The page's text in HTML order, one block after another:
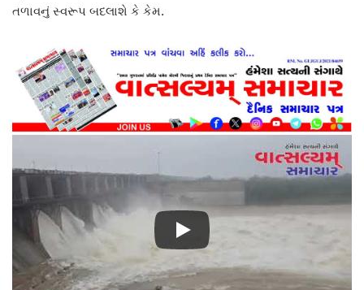
તળાવનું સ્વરૂપ બદલાશે કે કેમ.